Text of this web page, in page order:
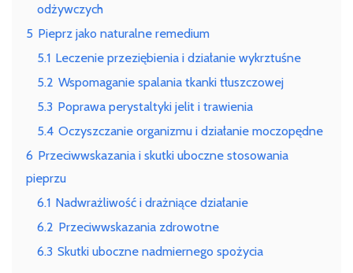
odżywczych
5 Pieprz jako naturalne remedium
5.1 Leczenie przeziębienia i działanie wykrztuśne
5.2 Wspomaganie spalania tkanki tłuszczowej
5.3 Poprawa perystaltyki jelit i trawienia
5.4 Oczyszczanie organizmu i działanie moczopędne
6 Przeciwwskazania i skutki uboczne stosowania
pieprzu
6.1 Nadwrażliwość i drażniące działanie
6.2 Przeciwwskazania zdrowotne
6.3 Skutki uboczne nadmiernego spożycia